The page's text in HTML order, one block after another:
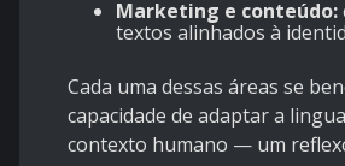
Marketing e conteúdo:
textos alinhados à
Cada uma dessas áreas se
capacidade de adaptar a
contexto humano — um